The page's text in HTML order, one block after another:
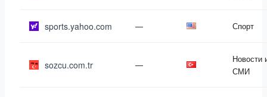
sports.yahoo.com — Спорт
sozcu.com.tr —
Новости
СМИ